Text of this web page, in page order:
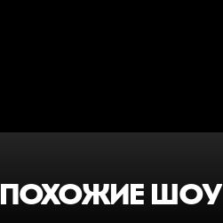
ПОХОЖИЕ ШОУ